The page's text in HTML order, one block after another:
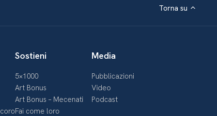
Torna su
Sostieni
5×1000
Art Bonus
Art Bonus – Mecenati
Fai come loro
Media
Pubblicazioni
Video
Podcast